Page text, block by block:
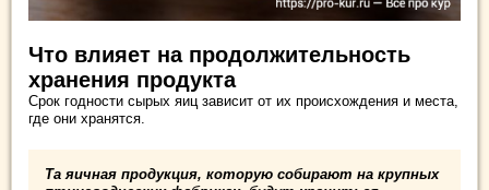
Что влияет на продолжительность
хранения продукта
Срок годности сырых яиц зависит от их происхождения и места,
где они хранятся.
Та яичная продукция, которую собирают на крупных